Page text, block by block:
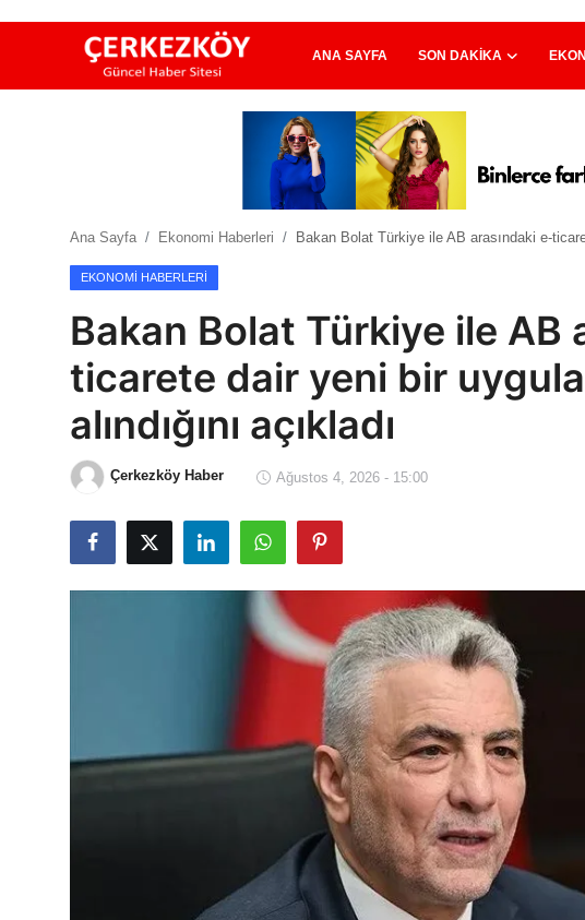
ANA SAYFA SON DAKIKA
Ekonomi Haberleri
Teknoloji Haberleri
Dünya Haberleri
Çerkezköy
Ana Sayfa Ekonomi Haberleri Bakan Bolat Türkiye ile AB arasındaki e-
EKONOMI HABERLERI
Bakan Bolat Türkiye ile AB
ticarete dair yeni bir
alındığını açıkladı
Çerkezköy Haber Ağustos 4, 2026 - 15:00